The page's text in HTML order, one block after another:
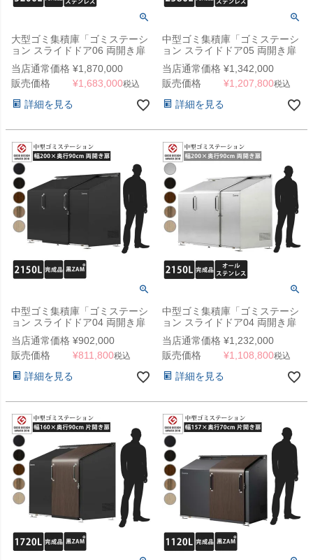
大型ゴミ集積庫「ゴミステーシ
ョン スライドドア06 両開き扉
ステンレス 5200L」 ※法人宛
配送限定、チャーター便
（SN）
当店通常価格 ¥1,870,000
販売価格
¥1,683,000税込
詳細を見る
中型ゴミ集積庫「ゴミステーシ
ョン スライドドア05 両開き扉
ステンレス 2580L」 ※法人宛
配送限定（SN）
当店通常価格 ¥1,342,000
販売価格
¥1,207,800税込
詳細を見る
中型ゴミ集積庫「ゴミステーシ
ョン スライドドア04 両開き扉
黒ZAM 2150L」 ※法人宛配送
限定 （SN）
当店通常価格 ¥902,000
販売価格
¥811,800税込
詳細を見る
中型ゴミ集積庫「ゴミステーシ
ョン スライドドア04 両開き扉
ステンレス 2150L」 ※法人宛
配送限定 （SN）
当店通常価格 ¥1,232,000
販売価格
¥1,108,800税込
詳細を見る